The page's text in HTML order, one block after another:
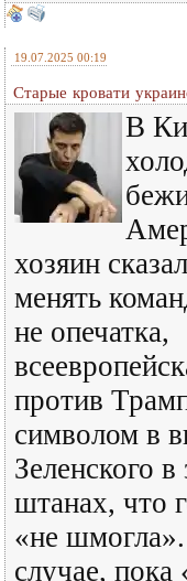
19.07.2025 00:19
Старые кровати
В
хозяин
менять
не опечатка,
против
символом в
Зеленского
штанах, что
«не
случае,